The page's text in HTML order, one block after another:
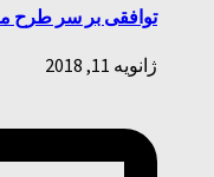
توافقی بر سر طرح
ژانویه 11, 2018